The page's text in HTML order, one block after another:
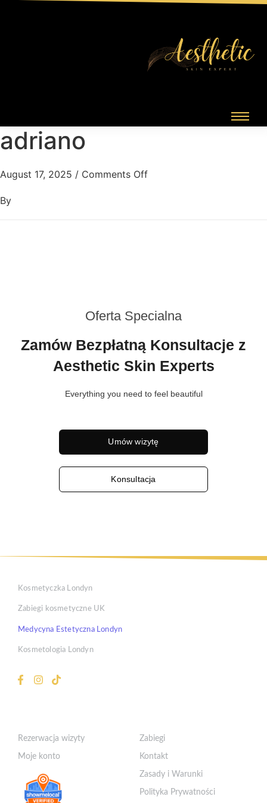
adriano
August 17, 2025 / Comments Off
By
Oferta Specialna
Zamów Bezpłatną Konsultacje z
Aesthetic Skin Experts
Everything you need to feel beautiful
Umów wizytę
Konsultacja
Kosmetyczka Londyn
Zabiegi kosmetyczne UK
Medycyna Estetyczna Londyn
Kosmetologia Londyn
Rezerwacja wizyty
Moje konto
Zabiegi
Kontakt
Zasady i Warunki
Polityka Prywatności